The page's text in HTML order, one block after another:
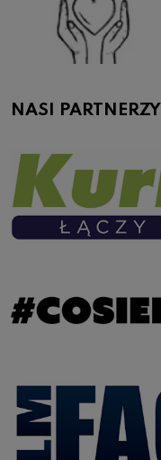
NASI PARTNERZY